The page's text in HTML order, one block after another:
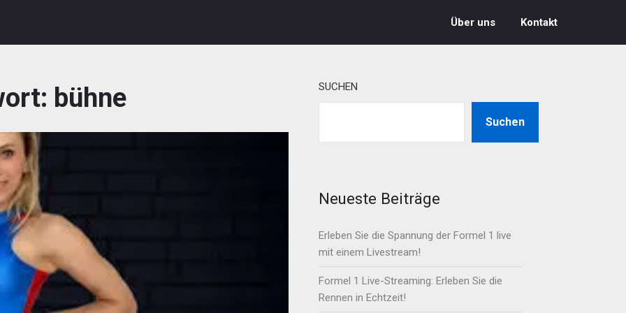
Über uns Kontakt
bühne SUCHEN
Suchen
Neueste Beiträge
Erleben Sie die Spannung der Formel 1 live
mit einem Livestream!
Formel 1 Live-Streaming: Erleben Sie die
Rennen in Echtzeit!